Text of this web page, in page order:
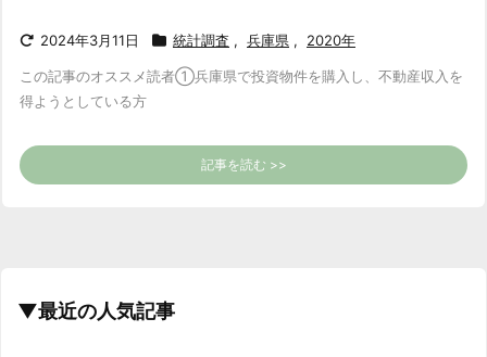
2024年3月11日 統計調査 , 兵庫県 , 2020年
この記事のオススメ読者①兵庫県で投資物件を購入し、不動産収入を
得ようとしている方
記事を読む >>
▼最近の人気記事